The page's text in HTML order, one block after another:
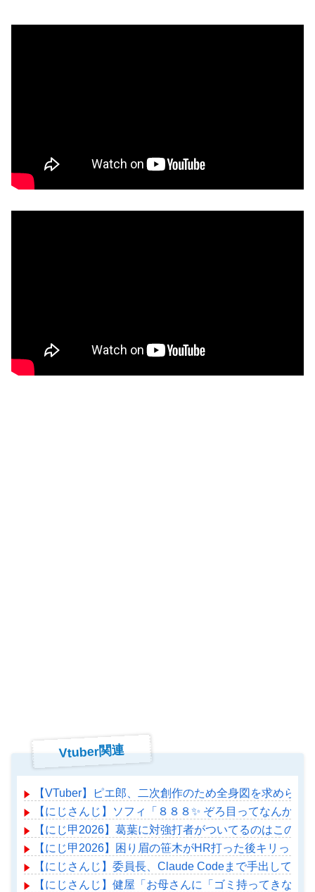
Vtuber関連
【VTuber】ピエ郎、二次創作のため全身図を求めら
【にじさんじ】ソフィ「８８８✨ ぞろ目ってなんか嬉
【にじ甲2026】葛葉に対強打者がついてるのはこのバ
【にじ甲2026】困り眉の笹木がHR打った後キリっと
【にじさんじ】委員長、Claude Codeまで手出してる
【にじさんじ】健屋「お母さんに「ゴミ持ってきな